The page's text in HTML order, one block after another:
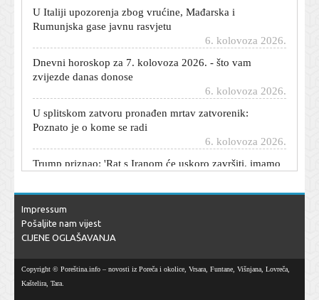
Rumunjska gase javnu rasvjetu
zvijezde danas donose
Poznato je o kome se radi
problem s oružjem'
Novo doba antibiotika: Umjetna inteligencija dizajnirala
ubojicu bakterija
mogao spasiti
Impressum
Pošaljite nam vijest
CIJENE OGLAŠAVANJA
Copyright © Poreština.info – novosti iz Poreča i okolice, Vrsara, Funtane, Višnjana, Lovreča,
Kaštelira, Tara.